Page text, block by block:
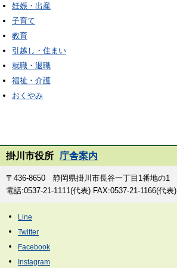
妊娠・出産
子育て
教育
引越し・住まい
就職・退職
福祉・介護
おくやみ
掛川市役所 庁舎案内
〒436-8650 静岡県掛川市長谷一丁目1番地の1
電話:0537-21-1111(代表) FAX:0537-21-1166(代表)